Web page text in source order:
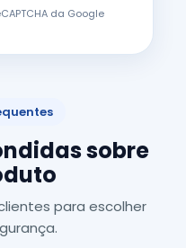
da Google
sobre
para escolher